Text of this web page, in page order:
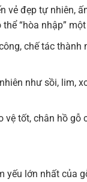
vẻ đẹp tự nhiên,
“hòa nhập”
chế tác thành
như sồi, lim,
vệ tốt, chân hồ gỗ
yếu lớn nhất của